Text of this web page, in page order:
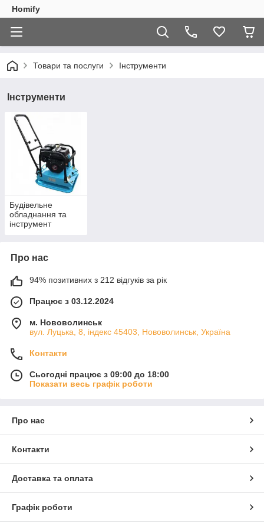
Homify
Товари та послуги Інструменти
Інструменти
Будівельне
обладнання та
інструмент
Про нас
94% позитивних з 212 відгуків за рік
Працює з 03.12.2024
м. Нововолинськ
вул. Луцька, 8, індекс 45403, Нововолинськ, Україна
Контакти
Сьогодні працює з 09:00 до 18:00
Показати весь графік роботи
Про нас
Контакти
Доставка та оплата
Графік роботи